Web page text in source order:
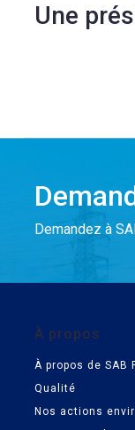
Une
Demandez à
À propos
À propos de SAB
Qualité
Nos actions